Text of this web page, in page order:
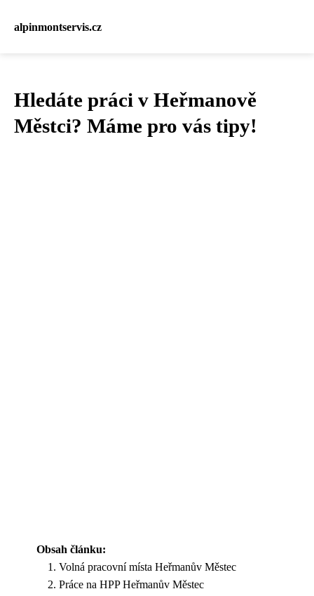
alpinmontservis.cz
Hledáte práci v Heřmanově
Městci? Máme pro vás tipy!
Obsah článku:
Volná pracovní místa Heřmanův Městec
Práce na HPP Heřmanův Městec